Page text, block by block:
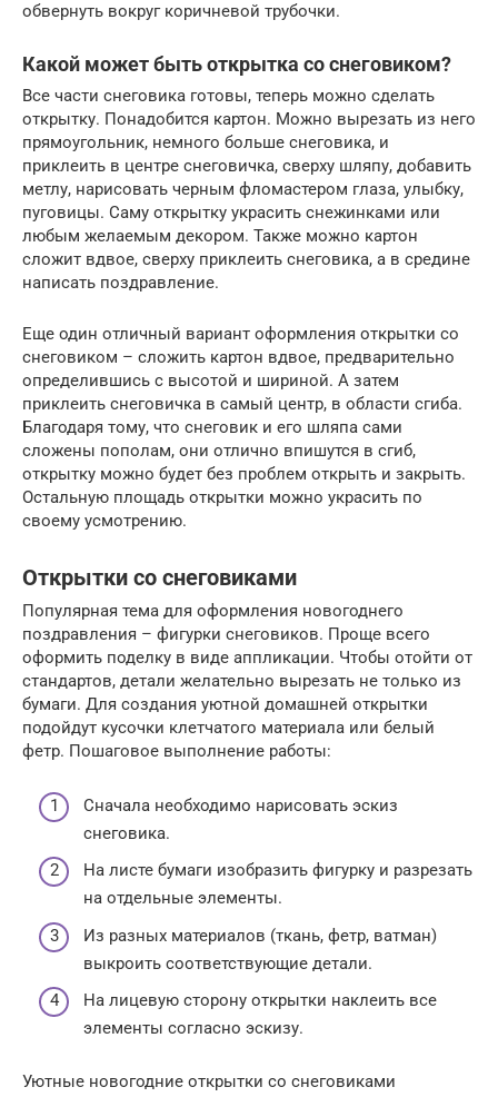
обвернуть вокруг коричневой трубочки.
Какой может быть открытка со снеговиком?
Все части снеговика готовы, теперь можно сделать
открытку. Понадобится картон. Можно вырезать из него
прямоугольник, немного больше снеговика, и
приклеить в центре снеговичка, сверху шляпу, добавить
метлу, нарисовать черным фломастером глаза, улыбку,
пуговицы. Саму открытку украсить снежинками или
любым желаемым декором. Также можно картон
сложит вдвое, сверху приклеить снеговика, а в средине
написать поздравление.
Еще один отличный вариант оформления открытки со
снеговиком – сложить картон вдвое, предварительно
определившись с высотой и шириной. А затем
приклеить снеговичка в самый центр, в области сгиба.
Благодаря тому, что снеговик и его шляпа сами
сложены пополам, они отлично впишутся в сгиб,
открытку можно будет без проблем открыть и закрыть.
Остальную площадь открытки можно украсить по
своему усмотрению.
Открытки со снеговиками
Популярная тема для оформления новогоднего
поздравления – фигурки снеговиков. Проще всего
оформить поделку в виде аппликации. Чтобы отойти от
стандартов, детали желательно вырезать не только из
бумаги. Для создания уютной домашней открытки
подойдут кусочки клетчатого материала или белый
фетр. Пошаговое выполнение работы:
Сначала необходимо нарисовать эскиз
снеговика.
На листе бумаги изобразить фигурку и разрезать
на отдельные элементы.
Из разных материалов (ткань, фетр, ватман)
выкроить соответствующие детали.
На лицевую сторону открытки наклеить все
элементы согласно эскизу.
Уютные новогодние открытки со снеговиками